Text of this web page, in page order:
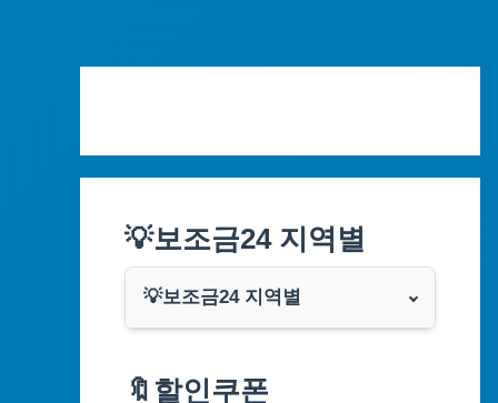
💡보조금24 지역별
💡보조금24 지역별
🔖할인쿠폰